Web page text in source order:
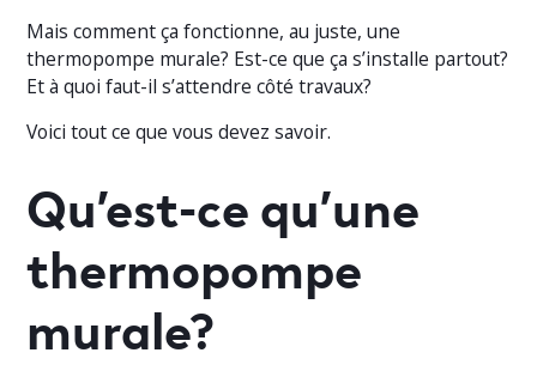
Mais comment ça fonctionne, au juste, une
thermopompe murale? Est-ce que ça s’installe partout?
Et à quoi faut-il s’attendre côté travaux?
Voici tout ce que vous devez savoir.
Qu’est-ce qu’une
thermopompe
murale?